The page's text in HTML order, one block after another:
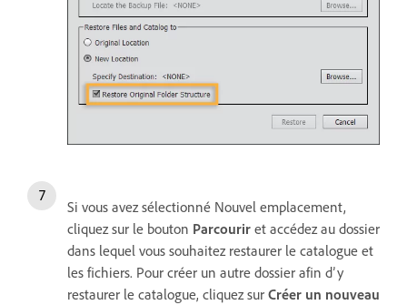
Si vous avez sélectionné Nouvel emplacement,
cliquez sur le bouton Parcourir et accédez au dossier
dans lequel vous souhaitez restaurer le catalogue et
les fichiers. Pour créer un autre dossier afin d’y
restaurer le catalogue, cliquez sur Créer un nouveau